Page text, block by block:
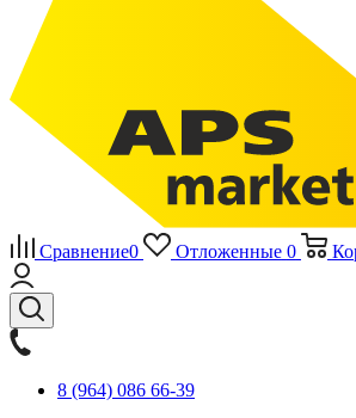
Сравнение0 Отложенные 0
8 (964) 086 66-39